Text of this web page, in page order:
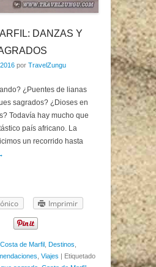
DANZAS Y
por TravelZungu
¿Puentes de lianas
sagrados? ¿Dioses en
Todavía hay mucho que
país africano. La
un recorrido hasta
Imprimir
Costa de Marfil , Destinos,
, Viajes
Etiquetado